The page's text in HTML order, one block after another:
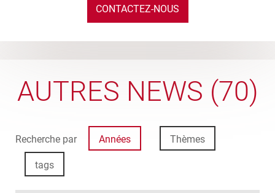
CONTACTEZ-NOUS
AUTRES NEWS (70)
Recherche par Années Thèmes
tags